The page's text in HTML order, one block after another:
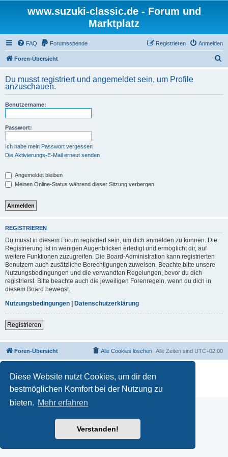
Diese Website nutzt Cookies, um dir den
bestmöglichen Komfort bei der Nutzung zu
bieten. Mehr erfahren
Verstanden!
www.suzuki-classic.de - Forum und
Marktplatz
FAQ Forumsspende Anmelden
Registrieren
Foren-Übersicht
h
Du musst registriert und angemeldet sein, um Profile
anzuschauen.
Benutzername:
Passwort:
Ich habe mein Passwort vergessen
Die Aktivierungs-E-Mail erneut senden
Angemeldet bleiben
Meinen Online-Status während dieser Sitzung verbergen
REGISTRIEREN
Du musst in diesem Forum registriert sein, um dich anmelden zu können. Die
Registrierung ist in wenigen Augenblicken erledigt und ermöglicht dir, auf
weitere Funktionen zuzugreifen. Die Board-Administration kann registrierten
Benutzern auch zusätzliche Berechtigungen zuweisen. Beachte bitte unsere
Nutzungsbedingungen und die verwandten Regelungen, bevor du dich
registrierst. Bitte beachte auch die jeweiligen Forenregeln, wenn du dich in
diesem Board bewegst.
Nutzungsbedingungen | Datenschutzerklärung
Registrieren
Foren-Übersicht Alle Zeiten sind UTC+02:00
Alle Cookies löschen
Deutsche Übersetzung durch
phpBB.de
Datenschutz|Nutzungsbedingungen